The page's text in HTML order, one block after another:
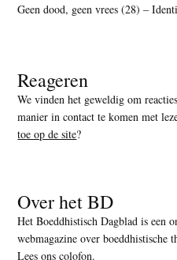
Geen dood, geen vrees (28) –
Reageren
We vinden het geweldig om
manier in contact te komen met
toe op de site?
Over het BD
Het Boeddhistisch Dagblad is een
webmagazine over boeddhistische
Lees ons colofon.